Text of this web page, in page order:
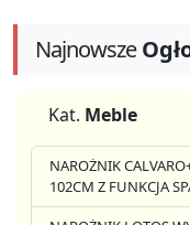
Najnowsze
Kat. Meble
NAROŻNIK
102CM Z FUNKCJA